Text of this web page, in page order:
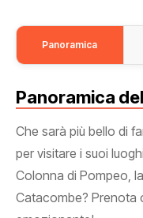
Panoramica
Panoramica
Che sarà più bello di
per visitare i suoi
Colonna di Pompeo,
Catacombe? Prenota